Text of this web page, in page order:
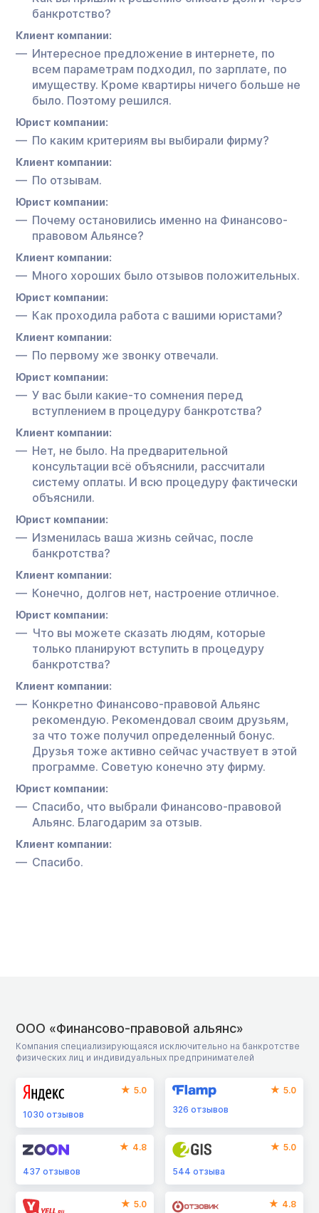
банкротство?
Клиент компании:
Интересное предложение в интернете, по
всем параметрам подходил, по зарплате, по
имуществу. Кроме квартиры ничего больше не
было. Поэтому решился.
Юрист компании:
По каким критериям вы выбирали фирму?
Клиент компании:
По отзывам.
Юрист компании:
Почему остановились именно на Финансово-
правовом Альянсе?
Клиент компании:
Много хороших было отзывов положительных.
Юрист компании:
Как проходила работа с вашими юристами?
Клиент компании:
По первому же звонку отвечали.
Юрист компании:
У вас были какие-то сомнения перед
вступлением в процедуру банкротства?
Клиент компании:
Нет, не было. На предварительной
консультации всё объяснили, рассчитали
систему оплаты. И всю процедуру фактически
объяснили.
Юрист компании:
Изменилась ваша жизнь сейчас, после
банкротства?
Клиент компании:
Конечно, долгов нет, настроение отличное.
Юрист компании:
Что вы можете сказать людям, которые
только планируют вступить в процедуру
банкротства?
Клиент компании:
Конкретно Финансово-правовой Альянс
рекомендую. Рекомендовал своим друзьям,
за что тоже получил определенный бонус.
Друзья тоже активно сейчас участвует в этой
программе. Советую конечно эту фирму.
Юрист компании:
Спасибо, что выбрали Финансово-правовой
Альянс. Благодарим за отзыв.
Клиент компании:
Спасибо.
ООО «Финансово-правовой альянс»
Компания специализирующаяся исключительно на банкротстве
физических лиц и индивидуальных предпринимателей
5.0
1030 отзывов
5.0
326отзывов
4.8
437 отзывов
5.0
544отзыва
5.0 4.8